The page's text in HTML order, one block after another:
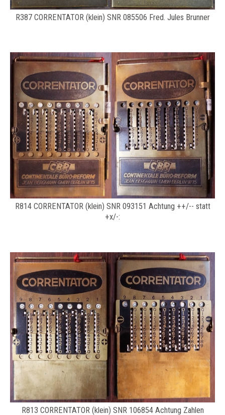
R387 CORRENTATOR (klein) SNR 085506 Fred. Jules Brunner
R814 CORRENTATOR (klein) SNR 093151 Achtung ++/-- statt
+x/-:
R813 CORRENTATOR (klein) SNR 106854 Achtung Zahlen